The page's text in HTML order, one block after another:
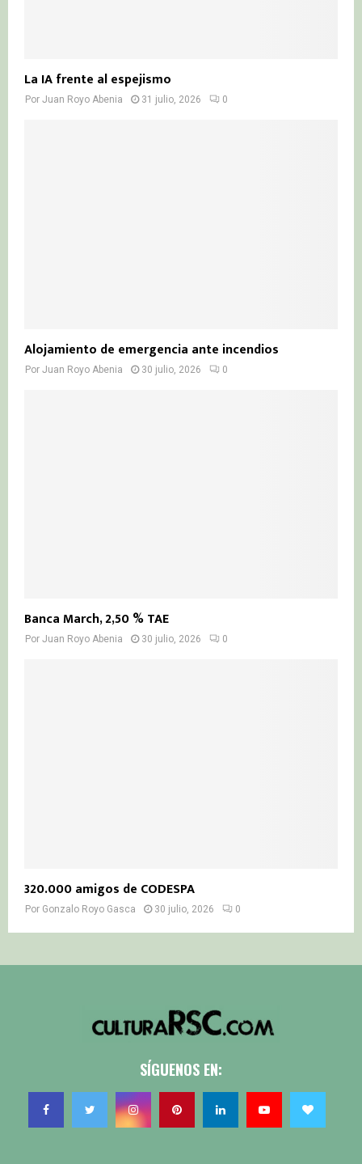
La IA frente al espejismo
Por Juan Royo Abenia 31 julio, 2026 0
Alojamiento de emergencia ante incendios
Por Juan Royo Abenia 30 julio, 2026 0
Banca March, 2,50 % TAE
Por Juan Royo Abenia 30 julio, 2026 0
320.000 amigos de CODESPA
Por Gonzalo Royo Gasca 30 julio, 2026 0
SÍGUENOS EN: